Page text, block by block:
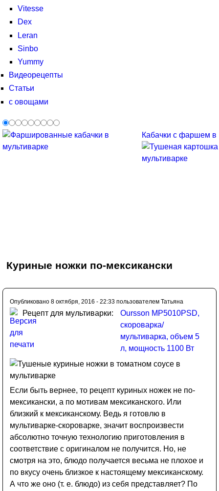
Vitesse
Dex
Leran
Sinbo
Yummy
Видеорецепты
Статьи
с овощами
Кабачки с фаршем в
Куриные ножки по-мексикански
Опубликовано 8 октября, 2016 - 22:33 пользователем Татьяна
Рецепт для мультиварки:
Oursson MP5010PSD,
скороварка/
мультиварка, объем 5
л, мощность 1100 Вт
Если быть вернее, то рецепт куриных ножек не по-
мексикански, а по мотивам мексиканского. Или
близкий к мексиканскому. Ведь я готовлю в
мультиварке-скороварке, значит воспроизвести
абсолютно точную технологию приготовления в
соответствие с оригиналом не получится. Но, не
смотря на это, блюдо получается весьма не плохое и
по вкусу очень близкое к настоящему мексиканскому.
А что же оно (т. е. блюдо) из себя представляет? По